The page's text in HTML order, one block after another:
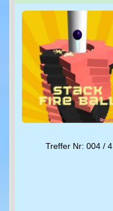
Treffer Nr: 004 / 4